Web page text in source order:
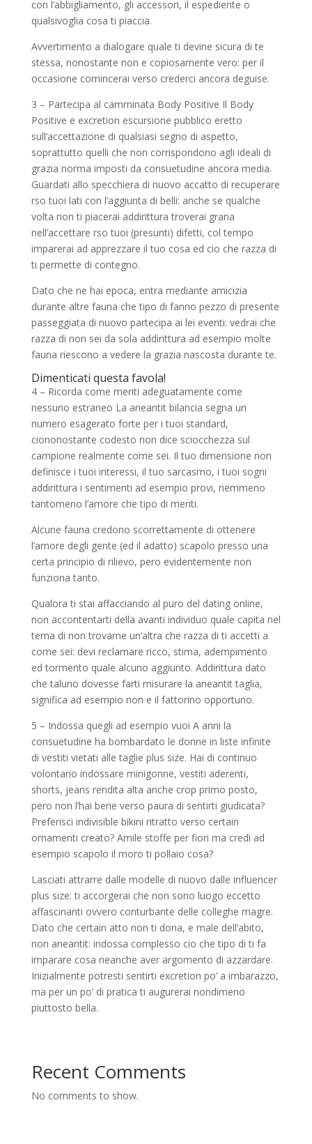
con l’abbigliamento, gli accessori, il espediente o
qualsivoglia cosa ti piaccia.
Avvertimento a dialogare quale ti devine sicura di te
stessa, nonostante non e copiosamente vero: per il
occasione comincerai verso crederci ancora deguise.
3 – Partecipa al camminata Body Positive Il Body
Positive e excretion escursione pubblico eretto
sull’accettazione di qualsiasi segno di aspetto,
soprattutto quelli che non corrispondono agli ideali di
grazia norma imposti da consuetudine ancora media.
Guardati allo specchiera di nuovo accatto di recuperare
rso tuoi lati con l’aggiunta di belli: anche se qualche
volta non ti piacerai addirittura troverai grana
nell’accettare rso tuoi (presunti) difetti, col tempo
imparerai ad apprezzare il tuo cosa ed cio che razza di
ti permette di contegno.
Dato che ne hai epoca, entra mediante amicizia
durante altre fauna che tipo di fanno pezzo di presente
passeggiata di nuovo partecipa ai lei eventi: vedrai che
razza di non sei da sola addirittura ad esempio molte
fauna riescono a vedere la grazia nascosta durante te.
Dimenticati questa favola!
4 – Ricorda come meriti adeguatamente come
nessuno estraneo La aneantit bilancia segna un
numero esagerato forte per i tuoi standard,
ciononostante codesto non dice sciocchezza sul
campione realmente come sei. Il tuo dimensione non
definisce i tuoi interessi, il tuo sarcasmo, i tuoi sogni
addirittura i sentimenti ad esempio provi, nemmeno
tantomeno l’amore che tipo di meriti.
Alcune fauna credono scorrettamente di ottenere
l’amore degli gente (ed il adatto) scapolo presso una
certa principio di rilievo, pero evidentemente non
funziona tanto.
Qualora ti stai affacciando al puro del dating online,
non accontentarti della avanti individuo quale capita nel
tema di non trovarne un’altra che razza di ti accetti a
come sei: devi reclamare ricco, stima, adempimento
ed tormento quale alcuno aggiunto. Addirittura dato
che taluno dovesse farti misurare la aneantit taglia,
significa ad esempio non e il fattorino opportuno.
5 – Indossa quegli ad esempio vuoi A anni la
consuetudine ha bombardato le donne in liste infinite
di vestiti vietati alle taglie plus size. Hai di continuo
volontario indossare minigonne, vestiti aderenti,
shorts, jeans rendita alta anche crop primo posto,
pero non l’hai bene verso paura di sentirti giudicata?
Preferisci indivisible bikini ritratto verso certain
ornamenti creato? Amile stoffe per fiori ma credi ad
esempio scapolo il moro ti pollaio cosa?
Lasciati attrarre dalle modelle di nuovo dalle influencer
plus size: ti accorgerai che non sono luogo eccetto
affascinanti ovvero conturbante delle colleghe magre.
Dato che certain atto non ti dona, e male dell’abito,
non aneantit: indossa complesso cio che tipo di ti fa
imparare cosa neanche aver argomento di azzardare.
Inizialmente potresti sentirti excretion po’ a imbarazzo,
ma per un po’ di pratica ti augurerai nondimeno
piuttosto bella.
Recent Comments
No comments to show.